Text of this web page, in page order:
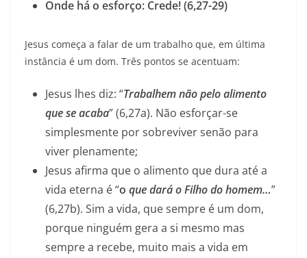
Onde há o esforço: Crede! (6,27-29)
Jesus começa a falar de um trabalho que, em última
instância é um dom. Três pontos se acentuam:
Jesus lhes diz: “Trabalhem não pelo alimento
que se acaba” (6,27a). Não esforçar-se
simplesmente por sobreviver senão para
viver plenamente;
Jesus afirma que o alimento que dura até a
vida eterna é “o que dará o Filho do homem…”
(6,27b). Sim a vida, que sempre é um dom,
porque ninguém gera a si mesmo mas
sempre a recebe, muito mais a vida em